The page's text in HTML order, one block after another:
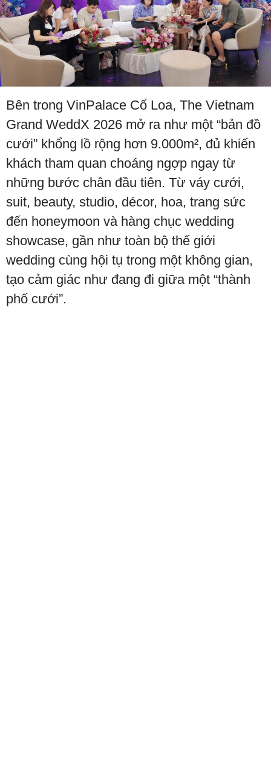
Bên trong VinPalace Cổ Loa, The Vietnam
Grand WeddX 2026 mở ra như một “bản đồ
cưới” khổng lồ rộng hơn 9.000m², đủ khiến
khách tham quan choáng ngợp ngay từ
những bước chân đầu tiên. Từ váy cưới,
suit, beauty, studio, décor, hoa, trang sức
đến honeymoon và hàng chục wedding
showcase, gần như toàn bộ thế giới
wedding cùng hội tụ trong một không gian,
tạo cảm giác như đang đi giữa một “thành
phố cưới”.